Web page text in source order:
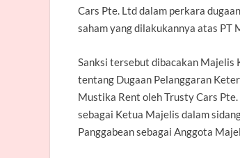
Cars Pte. Ltd dalam perkara
saham yang dilakukannya atas
Sanksi tersebut dibacakan Majelis
tentang Dugaan Pelanggaran
Mustika Rent oleh Trusty Cars
sebagai Ketua Majelis dalam
Panggabean sebagai Anggota